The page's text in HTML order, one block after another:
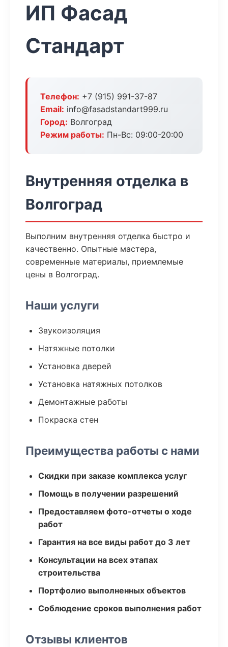
ИП Фасад
Стандарт
Телефон: +7 (915) 991-37-87
Email: info@fasadstandart999.ru
Город: Волгоград
Режим работы: Пн-Вс: 09:00-20:00
Внутренняя отделка в
Волгоград
Выполним внутренняя отделка быстро и
качественно. Опытные мастера,
современные материалы, приемлемые
цены в Волгоград.
Наши услуги
Звукоизоляция
Натяжные потолки
Установка дверей
Установка натяжных потолков
Демонтажные работы
Покраска стен
Преимущества работы с нами
Скидки при заказе комплекса услуг
Помощь в получении разрешений
Предоставляем фото-отчеты о ходе
работ
Гарантия на все виды работ до 3 лет
Консультации на всех этапах
строительства
Портфолио выполненных объектов
Соблюдение сроков выполнения работ
Отзывы клиентов